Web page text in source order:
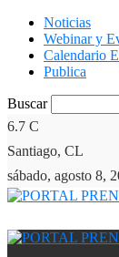
Noticias
Webinar y
Calendario
Publica
Buscar
6.7 C
Santiago, CL
sábado, agosto 8,